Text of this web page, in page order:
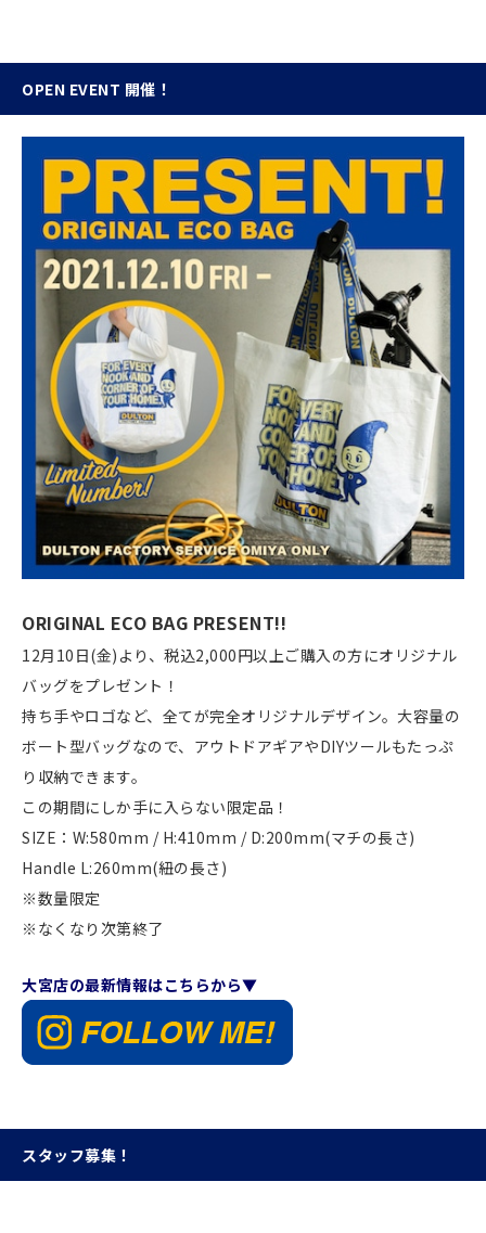
OPEN EVENT 開催！
ORIGINAL ECO BAG PRESENT!!
12月10日(金)より、税込2,000円以上ご購入の方にオリジナル
バッグをプレゼント！
持ち手やロゴなど、全てが完全オリジナルデザイン。大容量の
ボート型バッグなので、アウトドアギアやDIYツールもたっぷ
り収納できます。
この期間にしか手に入らない限定品！
SIZE：W:580mm / H:410mm / D:200mm(マチの長さ)
Handle L:260mm(紐の長さ)
※数量限定
※なくなり次第終了
大宮店の最新情報はこちらから▼
スタッフ募集！